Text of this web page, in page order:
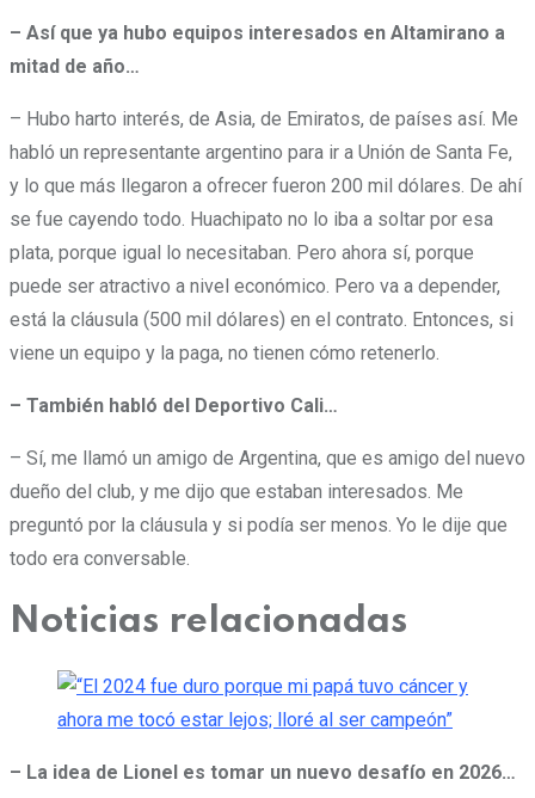
– Así que ya hubo equipos interesados en Altamirano a
mitad de año…
– Hubo harto interés, de Asia, de Emiratos, de países así. Me
habló un representante argentino para ir a Unión de Santa Fe,
y lo que más llegaron a ofrecer fueron 200 mil dólares. De ahí
se fue cayendo todo. Huachipato no lo iba a soltar por esa
plata, porque igual lo necesitaban. Pero ahora sí, porque
puede ser atractivo a nivel económico. Pero va a depender,
está la cláusula (500 mil dólares) en el contrato. Entonces, si
viene un equipo y la paga, no tienen cómo retenerlo.
– También habló del Deportivo Cali…
– Sí, me llamó un amigo de Argentina, que es amigo del nuevo
dueño del club, y me dijo que estaban interesados. Me
preguntó por la cláusula y si podía ser menos. Yo le dije que
todo era conversable.
Noticias relacionadas
– La idea de Lionel es tomar un nuevo desafío en 2026…